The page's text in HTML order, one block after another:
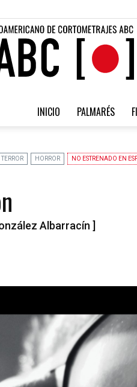
INICIO PALMARÉS
TERROR HORROR NO ESTRENADO EN
Albarracín ]